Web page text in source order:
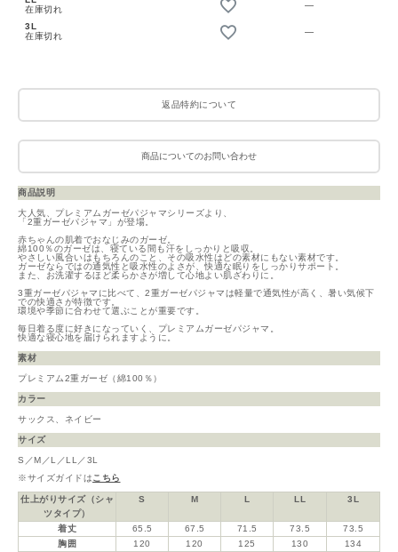
在庫切れ
—
3L
在庫切れ
—
返品特約について
商品についてのお問い合わせ
商品説明
大人気、プレミアムガーゼパジャマシリーズより、
「2重ガーゼパジャマ」が登場。
赤ちゃんの肌着でおなじみのガーゼ。
綿100％のガーゼは、寝ている間も汗をしっかりと吸収。
やさしい風合いはもちろんのこと、その吸水性はどの素材にもない素材です。
ガーゼならではの通気性と吸水性のよさが、快適な眠りをしっかりサポート。
また、お洗濯するほど柔らかさが増して心地よい肌ざわりに。
3重ガーゼパジャマに比べて、2重ガーゼパジャマは軽量で通気性が高く、暑い気候下
での快適さが特徴です。
環境や季節に合わせて選ぶことが重要です。
毎日着る度に好きになっていく、プレミアムガーゼパジャマ。
快適な寝心地を届けられますように。
素材
プレミアム2重ガーゼ（綿100％）
カラー
サックス、ネイビー
サイズ
S／M／L／LL／3L
※サイズガイドはこちら
仕上がりサイズ（シャ
ツタイプ）
S M L LL 3L
着丈 65.5 67.5 71.5 73.5
73.5
胸囲
120 120 125 130
134